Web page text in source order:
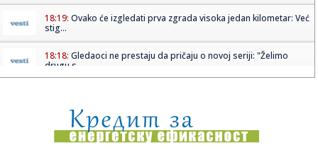
18:19: Ovako će izgledati prva zgrada visoka jedan kilometar: Već
stig...
18:18: Gledaoci ne prestaju da pričaju o novoj seriji: "Želimo
drugu s...
18:13:Veliki udarac za organizatore Sinsinatija - povukao se jedan
od g...